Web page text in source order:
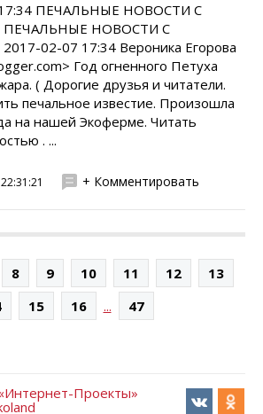
ПЕЧАЛЬНЫЕ НОВОСТИ С
НОВОСТИ С
02-07 17:34 Вероника Егорова
Год огненного Петуха
( Дорогие друзья и читатели.
печальное известие. Произошла
на нашей Экоферме. Читать
. ...
+ Комментировать
8 9 10 11 12
13
15 16 ... 47
Проекты»